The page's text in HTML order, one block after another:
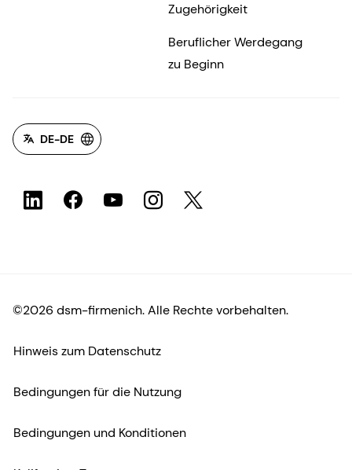
Zugehörigkeit
Beruflicher Werdegang
zu Beginn
DE-DE
©2026 dsm-firmenich. Alle Rechte vorbehalten.
Hinweis zum Datenschutz
Bedingungen für die Nutzung
Bedingungen und Konditionen